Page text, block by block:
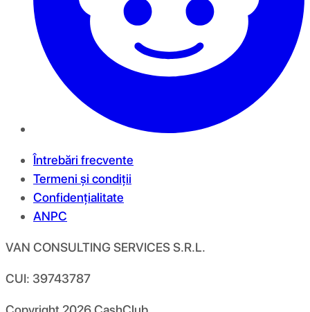
Întrebări frecvente
Termeni și condiții
Confidențialitate
ANPC
VAN CONSULTING SERVICES S.R.L.
CUI: 39743787